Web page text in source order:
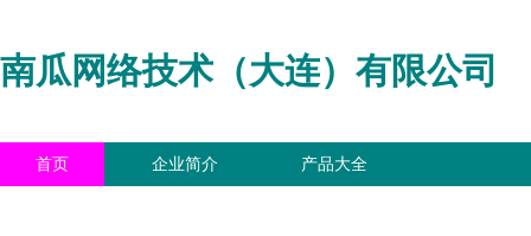
南瓜网络技术（大连）有限公司
首页 企业简介 产品大全